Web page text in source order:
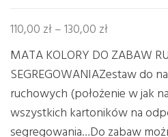
110,00 zł–130,00 złZakres cen:
MATA KOLORY DO ZABAW
SEGREGOWANIAZestaw do
ruchowych (położenie w jak
wszystkich kartoników na
segregowania…Do zabaw